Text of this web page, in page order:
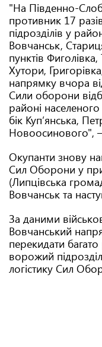
"На Південно-
противник 17
підрозділів у
Вовчанськ,
пунктів
Хутори,
напрямку вчора
Сили оборони
районі
бік Куп’янська,
Новоосинового",
Окупанти знову
Сил Оборони у
(Липцівська
Вовчанськ та
За даними
Вовчанський
перекидати
ворожий
логістику Сил